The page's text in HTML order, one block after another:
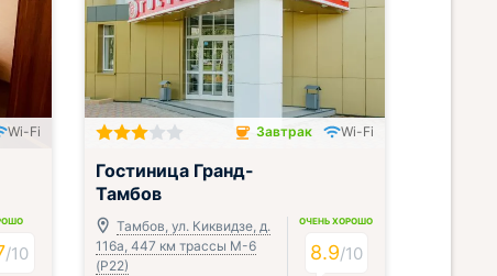
Wi-Fi
/10
Завтрак включён
Завтрак Wi-Fi
Гостиница Гранд-
Тамбов
Тамбов, ул. Киквидзе, д.
116а, 447 км трассы М-6
(Р22)
ОЧЕНЬ ХОРОШО
8.9/10